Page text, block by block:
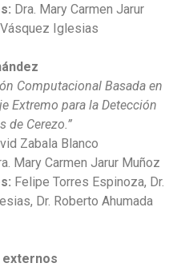
Dra. Mary Carmen Jarur
Iglesias
Computacional Basada en
Extremo para la Detección
de Cerezo.”
Zabala Blanco
Mary Carmen Jarur Muñoz
Felipe Torres Espinoza, Dr.
Dr. Roberto Ahumada
externos